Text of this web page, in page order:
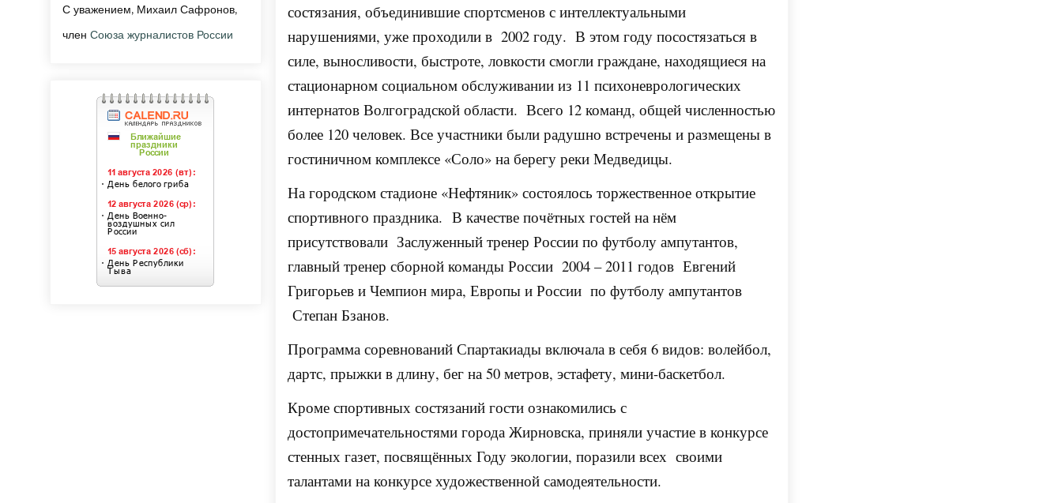
состязания, объединившие спортсменов с интеллектуальными
нарушениями, уже проходили в 2002 году. В этом году посостязаться в
силе, выносливости, быстроте, ловкости смогли граждане, находящиеся на
стационарном социальном обслуживании из 11 психоневрологических
интернатов Волгоградской области. Всего 12 команд, общей численностью
более 120 человек. Все участники были радушно встречены и размещены в
гостиничном комплексе «Соло» на берегу реки Медведицы.
На городском стадионе «Нефтяник» состоялось торжественное открытие
спортивного праздника. В качестве почётных гостей на нём
присутствовали Заслуженный тренер России по футболу ампутантов,
главный тренер сборной команды России 2004 – 2011 годов Евгений
Григорьев и Чемпион мира, Европы и России по футболу ампутантов
Степан Бзанов.
Программа соревнований Спартакиады включала в себя 6 видов: волейбол,
дартс, прыжки в длину, бег на 50 метров, эстафету, мини-баскетбол.
Кроме спортивных состязаний гости ознакомились с
достопримечательностями города Жирновска, приняли участие в конкурсе
стенных газет, посвящённых Году экологии, поразили всех своими
талантами на конкурсе художественной самодеятельности.
С уважением, Михаил Сафронов,
членСоюза журналистов России